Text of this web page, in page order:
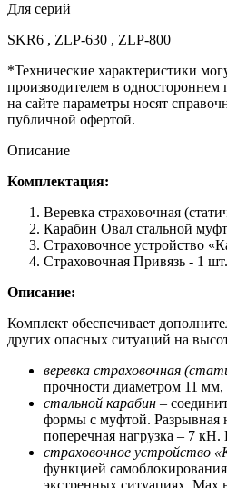
Для серий
SKR6 , ZLP-630 , ZLP-800
*Технические характеристики
производителем в одностороннем
на сайте параметры носят
публичной офертой.
Описание
Комплектация:
Веревка страховочная
Карабин Овал стальной
Страховочное устройство
Страховочная Привязь - 1 шт.
Описание:
Комплект обеспечивает
других опасных ситуаций на
веревка страховочная
прочности диаметром 11
стальной карабин –
формы с муфтой. Разрывная
поперечная нагрузка – 7
страховочное устройство
функцией